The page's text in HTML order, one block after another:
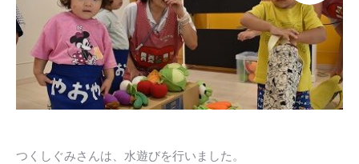
つくしぐみさんは、水遊びを行いました。